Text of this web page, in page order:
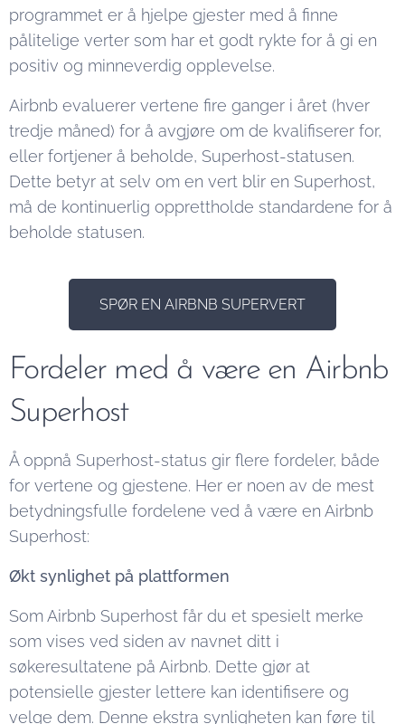
programmet er å hjelpe gjester med å finne
pålitelige verter som har et godt rykte for å gi en
positiv og minneverdig opplevelse.
Airbnb evaluerer vertene fire ganger i året (hver
tredje måned) for å avgjøre om de kvalifiserer for,
eller fortjener å beholde, Superhost-statusen.
Dette betyr at selv om en vert blir en Superhost,
må de kontinuerlig opprettholde standardene for å
beholde statusen.
SPØR EN AIRBNB SUPERVERT
Fordeler med å være en Airbnb
Superhost
Å oppnå Superhost-status gir flere fordeler, både
for vertene og gjestene. Her er noen av de mest
betydningsfulle fordelene ved å være en Airbnb
Superhost:
Økt synlighet på plattformen
Som Airbnb Superhost får du et spesielt merke
som vises ved siden av navnet ditt i
søkeresultatene på Airbnb. Dette gjør at
potensielle gjester lettere kan identifisere og
velge dem. Denne ekstra synligheten kan føre til